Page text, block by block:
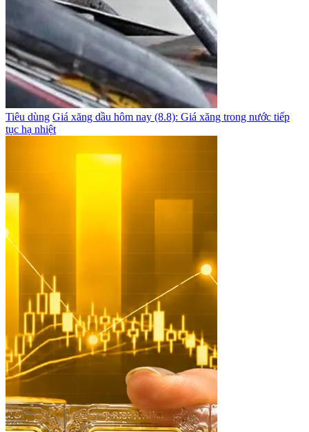
Tiêu dùng Giá xăng dầu hôm nay (8.8): Giá xăng trong nước tiếp
tục hạ nhiệt